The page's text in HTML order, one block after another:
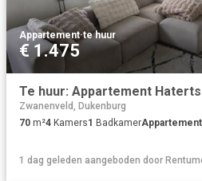
Appartement·te huur
€ 1.475
Te huur: Appartement
Zwanenveld, Dukenburg
70 m²4 Kamers1 BadkamerAppartement
1 dag geleden aangeboden door